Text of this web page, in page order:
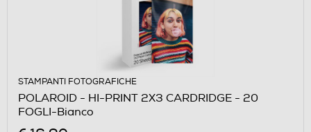
STAMPANTI FOTOGRAFICHE
POLAROID - HI-PRINT 2X3 CARDRIDGE - 20
FOGLI-Bianco